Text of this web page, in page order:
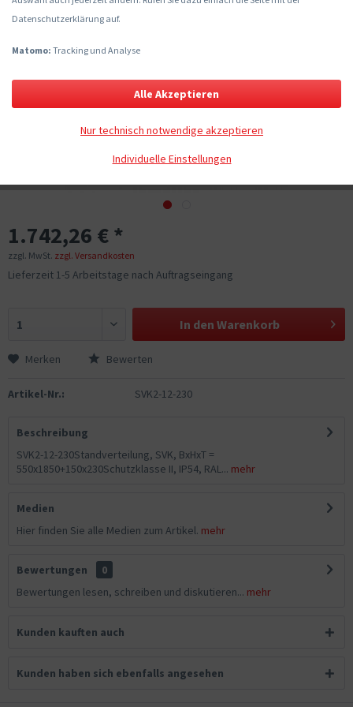
1.742,26 € *
zzgl. MwSt. zzgl. Versandkosten
Lieferzeit 1-5 Arbeitstage nach Auftragseingang
In den Warenkorb
Merken Bewerten
Artikel-Nr.: SVK2-12-230
Beschreibung
SVK2-12-230Standverteilung, SVK, BxHxT =
550x1850+150x230Schutzklasse II, IP54, RAL... mehr
Medien
Hier finden Sie alle Medien zum Artikel. mehr
Bewertungen
0
Bewertungen lesen, schreiben und diskutieren... mehr
Kunden kauften auch
Kunden haben sich ebenfalls angesehen
Datenschutzerklärung auf.
Matomo: Tracking und Analyse
Individuelle Einstellungen
Nur technisch notwendige akzeptieren
Alle Akzeptieren